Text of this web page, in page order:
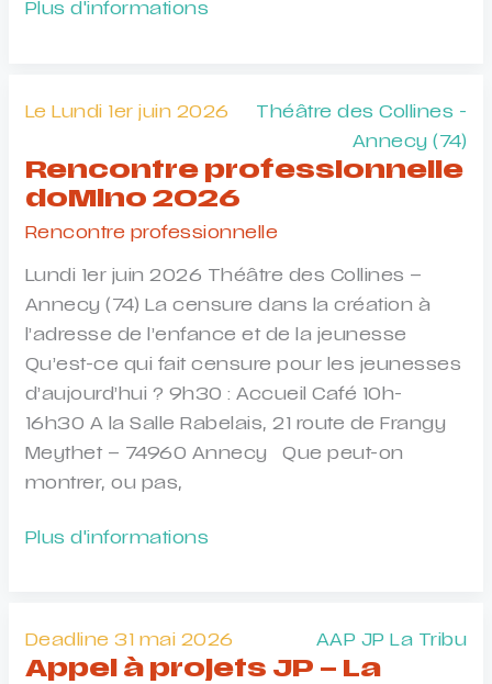
Le
Plus d'informations
Le Lundi 1er juin 2026
Théâtre des Collines -
Annecy (74)
Rencontre professionnelle
doMino 2026
Rencontre professionnelle
Lundi 1er juin 2026 Théâtre des Collines –
Annecy (74) La censure dans la création à
l’adresse de l’enfance et de la jeunesse
Qu’est-ce qui fait censure pour les jeunesses
d’aujourd’hui ? 9h30 : Accueil Café 10h-
16h30 A la Salle Rabelais, 21 route de Frangy
Meythet – 74960 Annecy Que peut-on
montrer, ou pas,
Rencontre
Plus d'informations
Deadline 31 mai 2026 AAP JP La Tribu
Appel à projets JP – La